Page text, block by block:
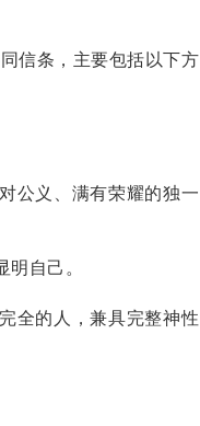
信条，主要包括以下方
公义、满有荣耀的独一
自己。
全的人，兼具完整神性